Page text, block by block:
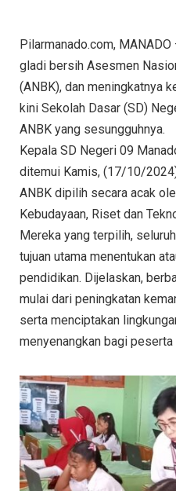
Pilarmanado.com,
gladi bersih Asesmen
(ANBK), dan meningkatnya
kini Sekolah Dasar (SD)
ANBK yang sesungguhnya.
Kepala SD Negeri 09
ditemui Kamis, (17/10/
ANBK dipilih secara acak
Kebudayaan, Riset dan
Mereka yang terpilih,
tujuan utama menentukan
pendidikan. Dijelaskan,
mulai dari peningkatan
serta menciptakan
menyenangkan bagi peserta